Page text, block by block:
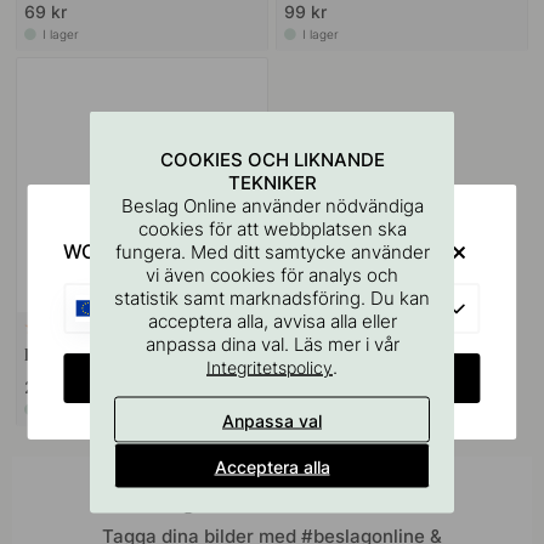
69 kr
I lager
99 kr
I lager
+ LÄNGDER
Handtag Spira - Mattsvart
209 kr
Inspireras av andra
Tagga dina bilder med #beslagonline &
COOKIES OCH LIKNANDE
TEKNIKER
Beslag Online använder nödvändiga
cookies för att webbplatsen ska
fungera. Med ditt samtycke använder
vi även cookies för analys och
statistik samt marknadsföring. Du kan
acceptera alla, avvisa alla eller
anpassa dina val. Läs mer i vår
Integritetspolicy.
Anpassa val
Acceptera alla
WOULD YOU RATHER VISIT?
EU
CHANGE COUNTRY